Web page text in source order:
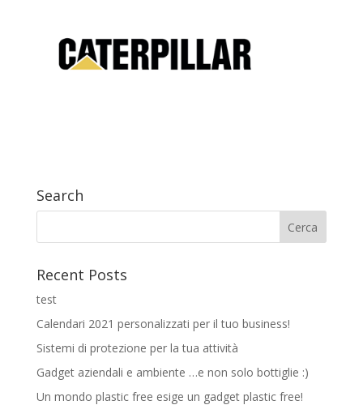
Search
Recent Posts
test
Calendari 2021 personalizzati per il tuo business!
Sistemi di protezione per la tua attività
Gadget aziendali e ambiente …e non solo bottiglie :)
Un mondo plastic free esige un gadget plastic free!